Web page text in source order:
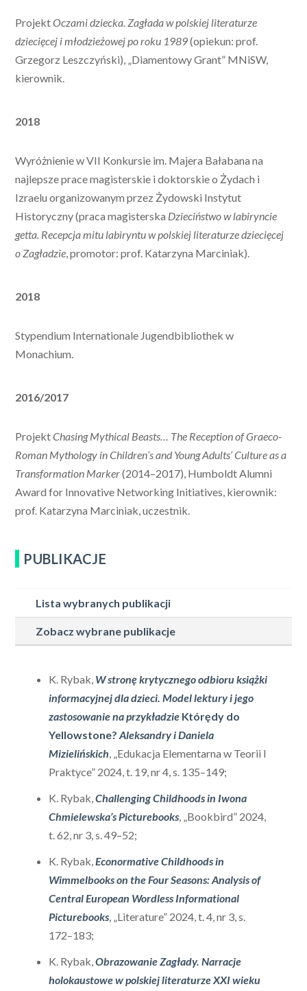
ProjektOczami dziecka. Zagłada w polskiej literaturze
dziecięcej i młodzieżowej po roku 1989(opiekun: prof.
Grzegorz Leszczyński), „Diamentowy Grant” MNiSW,
kierownik.
2018
Wyróżnienie w VII Konkursie im. Majera Bałabana na
najlepsze prace magisterskie i doktorskie o Żydach i
Izraelu organizowanym przez Żydowski Instytut
Historyczny (praca magisterska Dzieciństwo w labiryncie
getta. Recepcja mitu labiryntu w polskiej literaturze dziecięcej
o Zagładzie , promotor: prof. Katarzyna Marciniak).
2018
Stypendium Internationale Jugendbibliothek w
Monachium.
2016/2017
ProjektChasing Mythical Beasts… The Reception of Graeco-
Roman Mythology in Children’s and Young Adults’ Culture as a
Transformation Marker(2014–2017), Humboldt Alumni
Award for Innovative Networking Initiatives, kierownik:
prof. Katarzyna Marciniak, uczestnik.
PUBLIKACJE
Lista wybranych publikacji
Zobacz wybrane publikacje
K. Rybak, W stronę krytycznego odbioru książki
informacyjnej dla dzieci. Model lektury i jego
zastosowanie na przykładzie Którędy do
Yellowstone? Aleksandry i Daniela
Mizielińskich , „Edukacja Elementarna w Teorii I
Praktyce” 2024, t. 19, nr 4, s. 135–149;
K. Rybak,Challenging Childhoods in Iwona
Chmielewska’s Picturebooks, „Bookbird” 2024,
t. 62, nr 3, s. 49–52;
K. Rybak,Econormative Childhoods in
Wimmelbooks on the Four Seasons: Analysis of
Central European Wordless Informational
Picturebooks, „Literature” 2024, t. 4, nr 3, s.
172–183;
K. Rybak,Obrazowanie Zagłady. Narracje
holokaustowe w polskiej literaturze XXI wieku